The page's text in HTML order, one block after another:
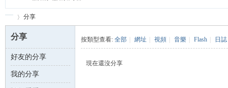
車 ›
分享
分享
好友的分享
我的分享
按類型查看: 全部 網址 視頻 音樂 Flash 日誌
現在還沒分享